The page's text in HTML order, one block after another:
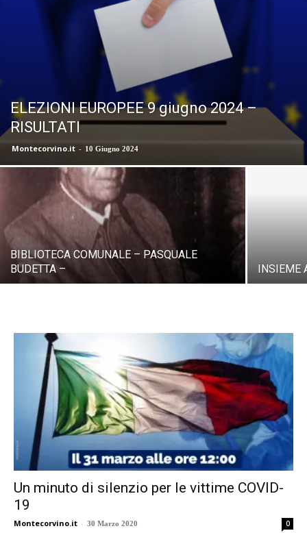
ELEZIONI EUROPEE 9 giugno 2024 –
RISULTATI
Montecorvino.it - 10 Giugno 2024
BIBLIOTECA COMUNALE – PASQUALE
BUDETTA –
INSIEME
Un minuto di silenzio per le vittime COVID-
19
Montecorvino.it - 30 Marzo 2020 0